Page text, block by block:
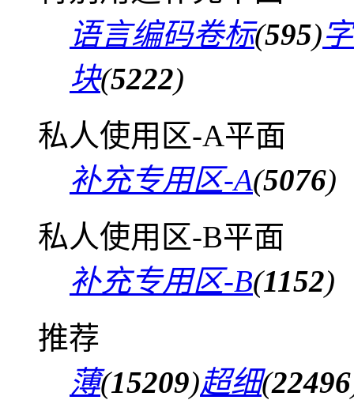
语言编码卷标(595)
块(5222)
私人使用区-A平面
补充专用区-A(5076)
私人使用区-B平面
补充专用区-B(1152)
推荐
薄(15209)超细(22496